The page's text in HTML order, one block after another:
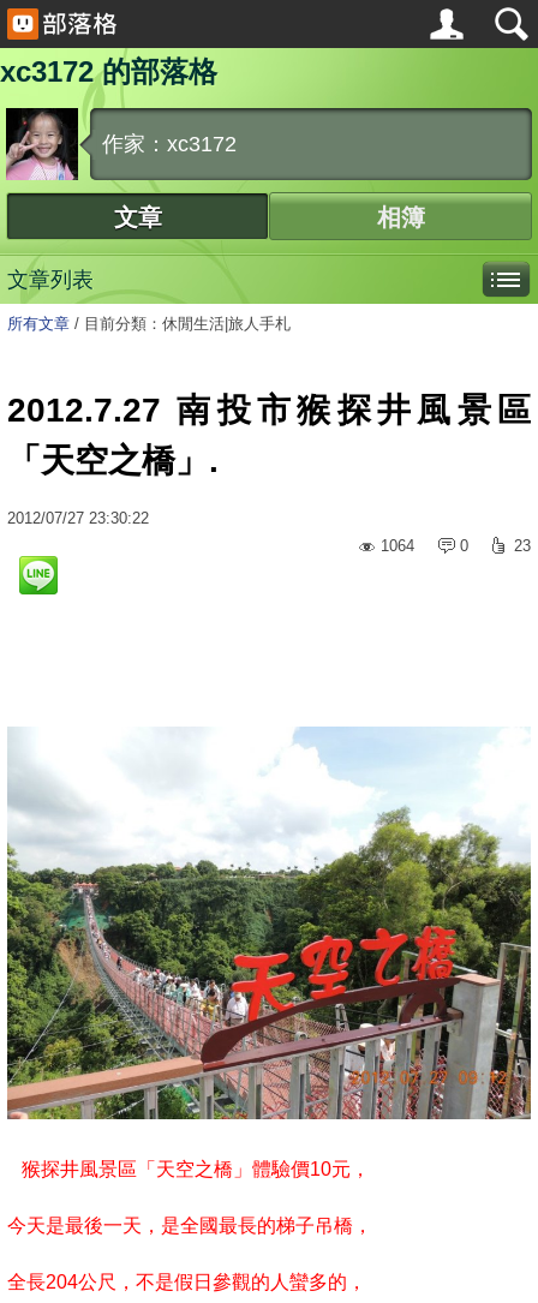
xc3172 的部落格
作家：xc3172
文章 相簿
文章列表
所有文章 / 目前分類：休閒生活|旅人手札
2012.7.27 南投市猴探井風景區
「天空之橋」.
2012/07/27 23:30:22
1064
0 23
猴探井風景區「天空之橋」體驗價10元，
今天是最後一天 ，是全國最長的梯子吊橋，
全長204公尺，不是假日參觀的人蠻多的，